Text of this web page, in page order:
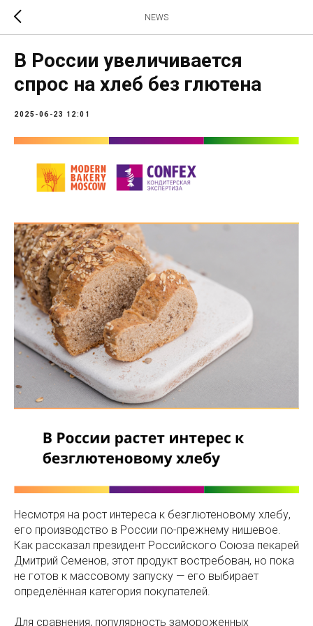
NEWS
В России увеличивается
спрос на хлеб без глютена
2025-06-23 12:01
Несмотря на рост интереса к безглютеновому хлебу,
его производство в России по-прежнему нишевое.
Как рассказал президент Российского Союза пекарей
Дмитрий Семенов, этот продукт востребован, но пока
не готов к массовому запуску — его выбирает
определённая категория покупателей.
Для сравнения, популярность замороженных